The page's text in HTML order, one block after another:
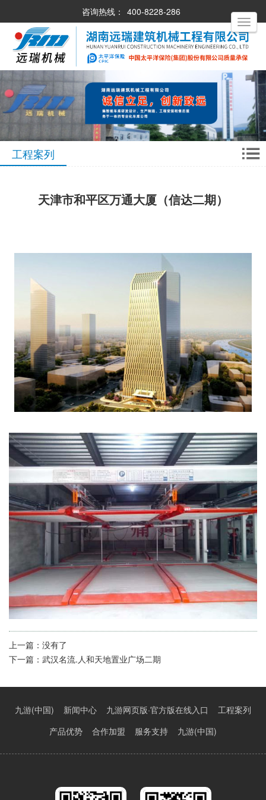
咨询热线： 400-8228-286
工程案列
天津市和平区万通大厦（信达二期）
上一篇： 没有了
下一篇： 武汉名流.人和天地置业广场二期
九游(中国) 新闻中心 九游网页版·官方版在线入口
工程案列
产品优势
合作加盟 服务支持 九游(中国)
Toggle